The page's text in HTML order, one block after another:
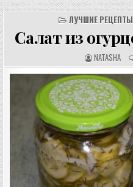
ЛУЧШИЕ
Салат из
А
В
Т
О
Р
Р
Е
Ц
Е
П
Т
А
:
NATASHA